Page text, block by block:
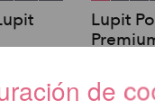
Lupit
incl. 23 %
gastos de
de